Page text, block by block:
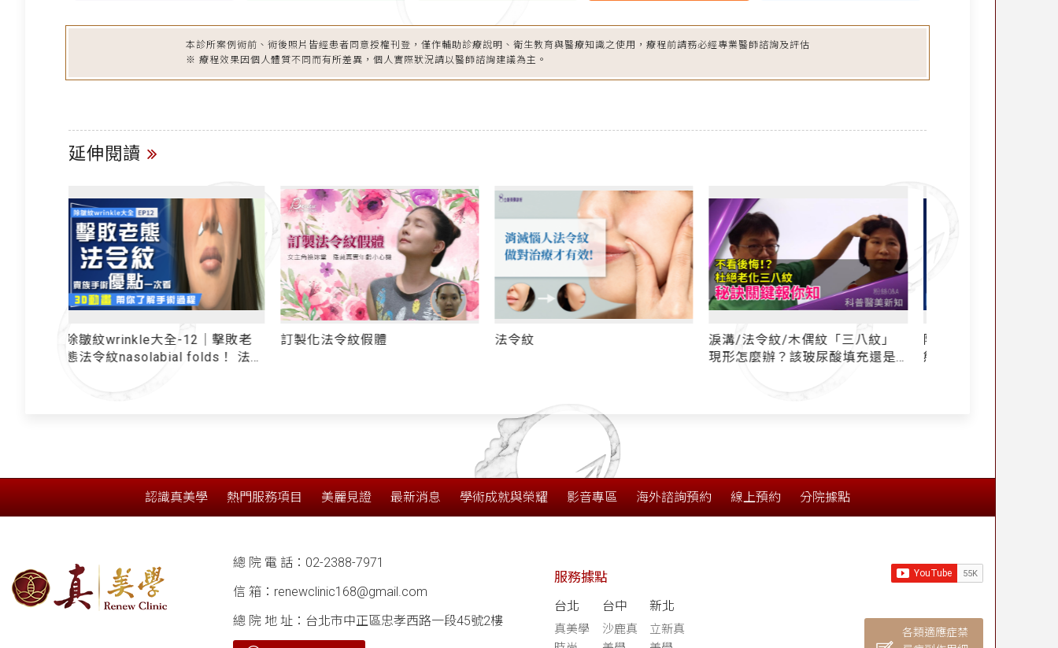
本診所案例術前、術後照片皆經患者同意授權刊登，僅作輔助診療說明、衛生教育與醫療知識之使用，療程前請務必經專業醫師諮詢及評估
※ 療程效果因個人體質不同而有所差異，個人實際狀況請以醫師諮詢建議為主。
延伸閱讀
訂製化法令紋假體 法令紋
淚溝/法令紋/木偶紋「三八紋」
除皺紋wrinkle大全-12｜擊敗老
態法令紋nasolabial folds！ 法令
了解手術全過程
認識真美學 熱門服務項目 美麗見證 最新消息 學術成就與榮耀 影音專區 海外諮詢預約 線上預約 分院據點
總 院 電 話： 02-2388-7971
信 箱： renewclinic168@gmail.com
總 院 地 址：台北市中正區忠孝西路一段45號2樓
服務據點
台北
真美學
台中
沙鹿真
新北
立新真
各類適應症禁